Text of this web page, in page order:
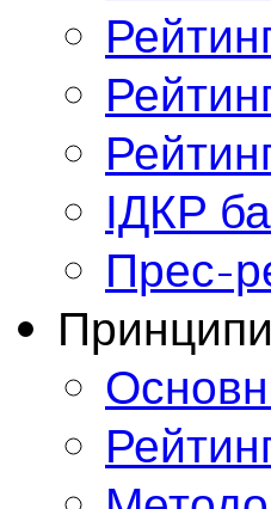
ІДКР
Прес-